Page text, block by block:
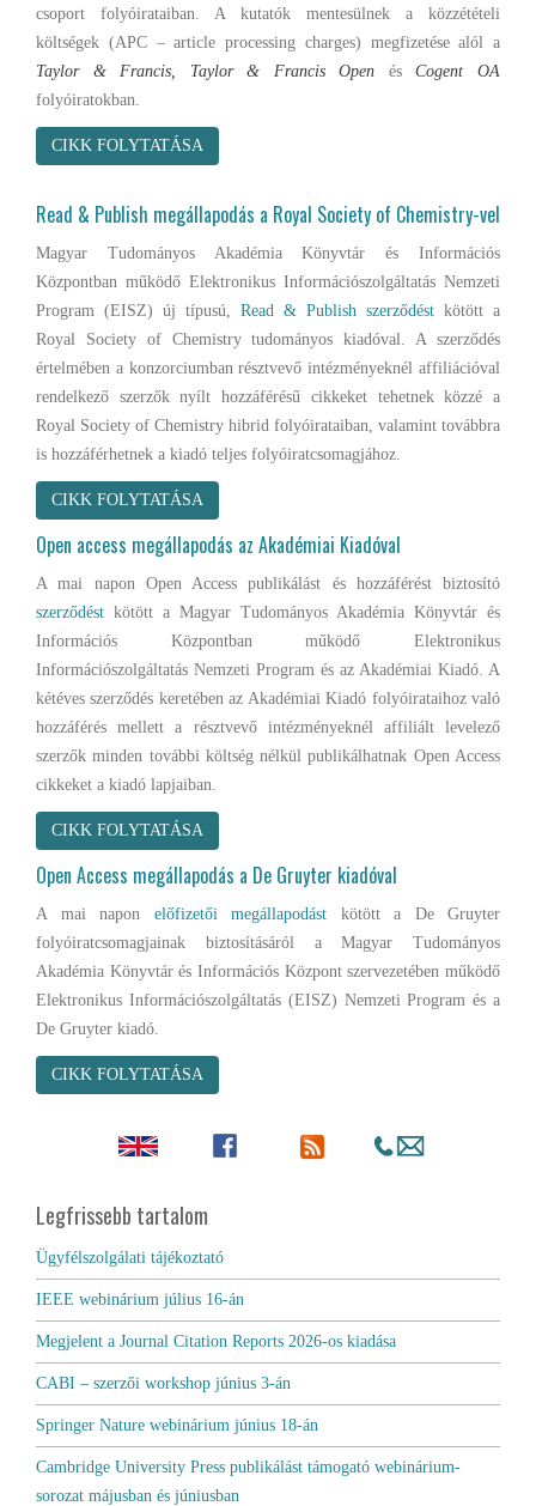
csoport folyóirataiban. A kutatók mentesülnek a közzétételi
költségek (APC – article processing charges) megfizetése alól a
Taylor & Francis, Taylor & Francis Open ésCogent OA
folyóiratokban.
CIKK FOLYTATÁSA
Read & Publish megállapodás a Royal Society of Chemistry-vel
Magyar Tudományos Akadémia Könyvtár és Információs
Központban működő Elektronikus Információszolgáltatás Nemzeti
Program (EISZ) új típusú, Read & Publish szerződést kötött a
Royal Society of Chemistry tudományos kiadóval. A szerződés
értelmében a konzorciumban résztvevő intézményeknél affiliációval
rendelkező szerzők nyílt hozzáférésű cikkeket tehetnek közzé a
Royal Society of Chemistry hibrid folyóirataiban, valamint továbbra
is hozzáférhetnek a kiadó teljes folyóiratcsomagjához.
CIKK FOLYTATÁSA
Open access megállapodás az Akadémiai Kiadóval
A mai napon Open Access publikálást és hozzáférést biztosító
szerződést kötött a Magyar Tudományos Akadémia Könyvtár és
Információs Központban működő Elektronikus
Információszolgáltatás Nemzeti Program és az Akadémiai Kiadó. A
kétéves szerződés keretében az Akadémiai Kiadó folyóirataihoz való
hozzáférés mellett a résztvevő intézményeknél affiliált levelező
szerzők minden további költség nélkül publikálhatnak Open Access
cikkeket a kiadó lapjaiban.
CIKK FOLYTATÁSA
Open Access megállapodás a De Gruyter kiadóval
A mai napon előfizetői megállapodást kötött a De Gruyter
folyóiratcsomagjainak biztosításáról a Magyar Tudományos
Akadémia Könyvtár és Információs Központ szervezetében működő
Elektronikus Információszolgáltatás (EISZ) Nemzeti Program és a
De Gruyter kiadó.
CIKK FOLYTATÁSA
Legfrissebb tartalom
Ügyfélszolgálati tájékoztató
IEEE webinárium július 16-án
Megjelent a Journal Citation Reports 2026-os kiadása
CABI – szerzői workshop június 3-án
Springer Nature webinárium június 18-án
Cambridge University Press publikálást támogató webinárium-
sorozat májusban és júniusban